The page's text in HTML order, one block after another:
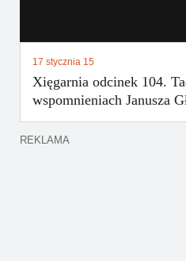
17 stycznia 15
Xięgarnia odcinek 104.
wspomnieniach Janusza
REKLAMA